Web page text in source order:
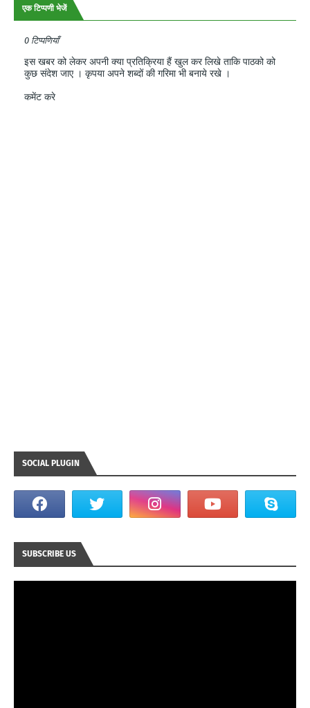
एक टिप्पणी भेजें
0 टिप्पणियाँ
इस खबर को लेकर अपनी क्या प्रतिक्रिया हैं खुल कर लिखे ताकि पाठको को
कुछ संदेश जाए । कृपया अपने शब्दों की गरिमा भी बनाये रखे ।
कमेंट करे
SOCIAL PLUGIN
SUBSCRIBE US